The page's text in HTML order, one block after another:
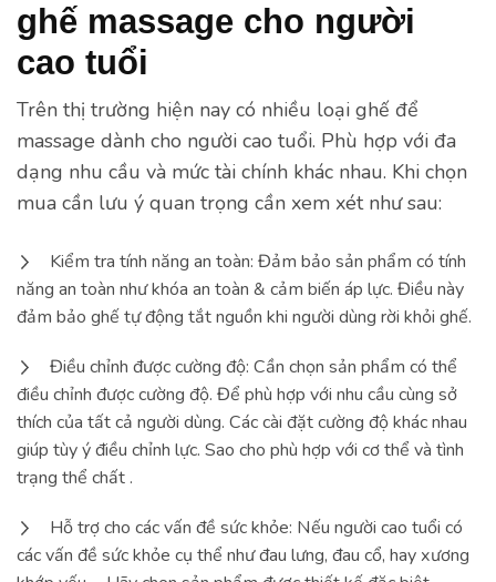
ghế massage cho người
cao tuổi
Trên thị trường hiện nay có nhiều loại ghế để
massage dành cho người cao tuổi. Phù hợp với đa
dạng nhu cầu và mức tài chính khác nhau. Khi chọn
mua cần lưu ý quan trọng cần xem xét như sau:
Kiểm tra tính năng an toàn: Đảm bảo sản phẩm có tính
năng an toàn như khóa an toàn & cảm biến áp lực. Điều này
đảm bảo ghế tự động tắt nguồn khi người dùng rời khỏi ghế.
Điều chỉnh được cường độ: Cần chọn sản phẩm có thể
điều chỉnh được cường độ. Để phù hợp với nhu cầu cùng sở
thích của tất cả người dùng. Các cài đặt cường độ khác nhau
giúp tùy ý điều chỉnh lực. Sao cho phù hợp với cơ thể và tình
trạng thể chất .
Hỗ trợ cho các vấn đề sức khỏe: Nếu người cao tuổi có
các vấn đề sức khỏe cụ thể như đau lưng, đau cổ, hay xương